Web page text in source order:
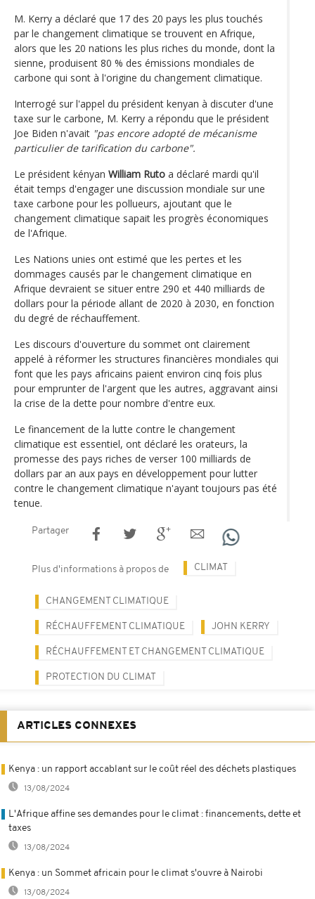
M. Kerry a déclaré que 17 des 20 pays les plus touchés
par le changement climatique se trouvent en Afrique,
alors que les 20 nations les plus riches du monde, dont la
sienne, produisent 80 % des émissions mondiales de
carbone qui sont à l'origine du changement climatique.
Interrogé sur l'appel du président kenyan à discuter d'une
taxe sur le carbone, M. Kerry a répondu que le président
Joe Biden n'avait "pas encore adopté de mécanisme
particulier de tarification du carbone".
Le président kényan William Ruto a déclaré mardi qu'il
était temps d'engager une discussion mondiale sur une
taxe carbone pour les pollueurs, ajoutant que le
changement climatique sapait les progrès économiques
de l'Afrique.
Les Nations unies ont estimé que les pertes et les
dommages causés par le changement climatique en
Afrique devraient se situer entre 290 et 440 milliards de
dollars pour la période allant de 2020 à 2030, en fonction
du degré de réchauffement.
Les discours d'ouverture du sommet ont clairement
appelé à réformer les structures financières mondiales qui
font que les pays africains paient environ cinq fois plus
pour emprunter de l'argent que les autres, aggravant ainsi
la crise de la dette pour nombre d'entre eux.
Le financement de la lutte contre le changement
climatique est essentiel, ont déclaré les orateurs, la
promesse des pays riches de verser 100 milliards de
dollars par an aux pays en développement pour lutter
contre le changement climatique n'ayant toujours pas été
tenue.
Partager
Plus d'informations à propos de CLIMAT
CHANGEMENT CLIMATIQUE
RÉCHAUFFEMENT CLIMATIQUE JOHN KERRY
RÉCHAUFFEMENT ET CHANGEMENT CLIMATIQUE
PROTECTION DU CLIMAT
ARTICLES CONNEXES
Kenya : un rapport accablant sur le coût réel des déchets plastiques
13/08/2024
L'Afrique affine ses demandes pour le climat : financements, dette et
taxes
13/08/2024
Kenya : un Sommet africain pour le climat s'ouvre à Nairobi
13/08/2024